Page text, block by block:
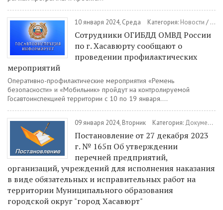
10 января 2024, Среда Категория: Новости /
Сотрудники ОГИБДД ОМВД России
по г. Хасавюрту сообщают о
проведении профилактических
мероприятий
Оперативно-профилактические мероприятия «Ремень
безопасности» и «Мобильник» пройдут на контролируемой
Госавтоинспекцией территории с 10 по 19 января....
09 января 2024, Вторник Категория: Документы
Постановление от 27 декабря 2023
г. № 165п Об утверждении
перечней предприятий,
организаций, учреждений для исполнения наказания
в виде обязательных и исправительных работ на
территории Муниципального образования
городской округ "город Хасавюрт"